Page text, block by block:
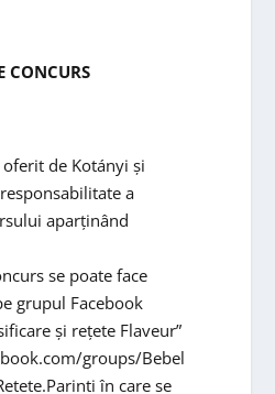
CONCURS
de Kotányi și
a
aparținând
se poate face
grupul Facebook
și rețete Flaveur”
groups/Bebel
în care se